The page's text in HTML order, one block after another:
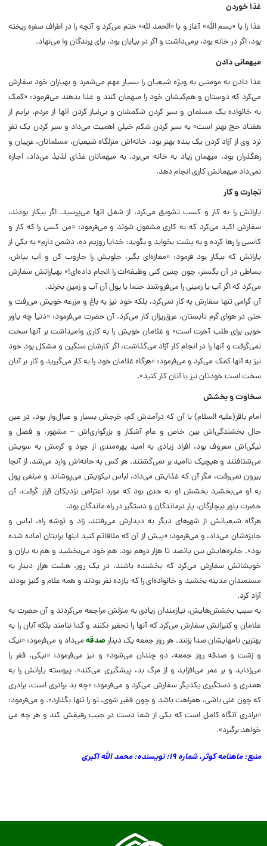
غذا خوردن
غذا را با «بسم الله‏» آغاز و با «الحمد لله‏» ختم مى‏‌کرد و آنچه‏ را در اطراف سفره ریخته
بود، اگر در خانه بود، برمى‌داشت و اگر در بیابان بود، براى پرندگان وا مى‏‌نهاد.
میهمانى دادن
غذا دادن به مومنین به ویژه شیعیان را بسیار مهم مى‏‌شمرد و به‏یاران خود سفارش
مى‌کرد که دوستان و هم‌کیشان خود را میهمان کنند و غذا بدهند مى‌فرمود: «کمک
به خانواده یک مسلمان و سیر کردن شکمشان و بى‏‌نیاز کردن آنها از مردم، برایم از
هفتاد حج ‏بهتر است‏» به سیر کردن شکم خیلى اهمیت مى‏‌داد و سیر کردن یک نفر
نزد وى از آزاد کردن یک بنده بهتر بود. خانه‌اش منزلگاه شیعیان، مسلمانان، غریبان و
رهگذران بود، میهمان زیاد به خانه‏ مى‌برد. به میهمانان غذاى لذیذ مى‏‌داد، اجازه
نمى‏‌داد میهمانش کارى انجام دهد.
تجارت و کار
یارانش را به کار و کسب تشویق مى‌‏کرد، از شغل آنها مى‏‌پرسید. اگر بیکار بودند،
سفارش اکید مى‏‌کرد که به کارى مشغول شوند و مى‌فرمود: «من کسى را که کار و
کاسبى را رها کرده و به پشت‏ بخوابد و بگوید: خدایا روزیم ده، دشمن ‏دارم‏» به یکى از
یارانش که بیکار بود فرمود: «مغازه‌‏اى بگیر، جلویش را جاروب‏ کن و آب بپاش،
بساطى در آن بگستر، چون چنین کنى وظیفه‌‏ات را انجام داده‌‏اى!» به‏یارانش سفارش
مى‌کرد که اگر آب یا زمینى را مى‏‌فروشند حتما با پول آن آب و زمین‏ بخرند.
آن گرامى تنها سفارش به کار نمى‏‌کرد، بلکه خود نیز به باغ و مزرعه خویش‏ مى‌‏رفت و
حتى در هواى گرم تابستان، عرق‌ریزان کار مى‌کرد. آن حضرت‏ مى‌فرمود: «دنیا چه یاور
خوبى براى طلب آخرت است‏» و غلامان خویش را به کارى وامیداشت‏ بر آنها سخت
نمى‌‏گرفت و آنها را در انجام کار آزاد مى‏‌گذاشت، اگر کارشان‏ سنگین و مشکل بود خود
نیز به آنها کمک مى‌کرد و مى‌فرمود: «هرگاه غلامان خود را به کار مى‌گیرید و کار بر آنان
سخت است‏ خودتان نیز با آنان کار کنید».
سخاوت و بخشش
امام باقر(علیه السلام) با آن که درآمدش کم، خرجش بسیار و عیال‌وار بود، در عین
حال بخشندگى‌‏اش بین خاص و عام آشکار و بزرگوارى‌‏اش – مشهور، و فضل و
نیکى‏‌اش‏ معروف بود، افراد زیادى به امید بهره‏‌مندى از جود و کرمش به سویش
مى‌شتافتند و هیچیک ناامید بر نمى‏‌گشتند. هر کس به خانه‌‏اش وارد مى‏‌شد، از آنجا
بیرون نمى‌‏رفت، مگر آن که غذایش مى‌داد، لباس نیکویش مى‏‌پوشاند و مبلغى پول
به او مى‏‌بخشید بخشش‏ او به حدى بود که مورد اعتراض نزدیکان قرار گرفت. آن
حضرت یاور بیچارگان، یار درماندگان و دستگیر در راه ماندگان بود.
هرگاه شیعیانش از شهرهاى دیگر به دیدارش مى‌رفتند، زاد و توشه راه، لباس و
جایزه‏‌شان مى‏‌داد، و مى‏‌فرمود: «پیش از آن که ملاقاتم کنید اینها برایتان آماده شده‏
بود». جایزه‌هایش بین پانصد تا هزار درهم بود. هم خود مى‏‌بخشید و هم به یاران و
خویشانش سفارش مى‏‌کرد که بخشنده باشند، در یک روز، هشت هزار دینار به
مستمندان‏ مدینه بخشید و خانواده‏‌اى را که یازده نفر بودند و همه غلام و کنیز بودند
آزاد کرد.
به سبب بخشش‌هایش، نیازمندان زیادى به منزلش مراجعه مى‏‌کردند و آن حضرت به‏
غلامان و کنیزانش سفارش مى‏‌کرد که آنها را تحقیر نکنند و گدا ننامند بلکه آنان‏ را به
بهترین نامهایشان صدا بزنند. هر روز جمعه یک دینارصدقهمى‏‌داد و مى‏‌فرمود: «نیک
و زشت و صدقه روز جمعه، دو چندان مى‏‌شود» و نیز مى‌فرمود: «نیکى، فقر را
مى‌‏زداید و بر عمر مى‏‌افزاید و از مرگ بد، پیشگیرى مى‏‌کند». پیوسته یارانش‏ را به
همدرى و دستگیرى یکدیگر سفارش مى‏‌کرد و مى‏‌فرمود: «چه بد برادرى است، برادرى
که چون غنى باشى، همراهت ‏باشد و چون فقیر شوى، تو را تنها بگذارد». و مى‌فرمود:
«برادرى آنگاه کامل است که یکى از شما دست در جیب رفیقش کند و هر چه مى‏
خواهد برگیرد».
منبع: ماهنامه کوثر، شماره ۱۹؛ نویسنده: محمد الله اکبرى